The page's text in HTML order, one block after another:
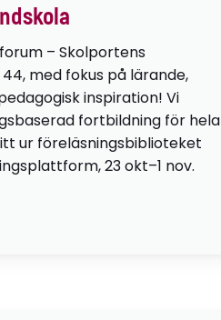
– Skolportens
med fokus på lärande,
inspiration! Vi
fortbildning för hela
ur föreläsningsbiblioteket
23 okt–1 nov.